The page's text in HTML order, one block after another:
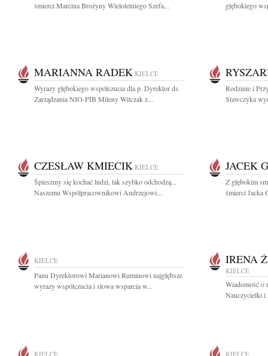
śmierci Marcina Brożyny Wieloletniego Szefa...
głębokiego
MARIANNA RADEK KIELCE
Wyrazy głębokiego współczucia dla p. Dyrektor ds.
Zarządzania NIO-PIB Mileny Witczak z...
Rodzinie i
Stawczyka
CZESŁAW KMIECIK KIELCE
Śpieszmy się kochać ludzi, tak szybko odchodzą...
Naszemu Współpracownikowi Andrzejowi...
JACEK
Z głębokim
śmierci Jacka
KIELCE
Panu Dyrektorowi Marianowi Ruminowi najgłębsze
wyrazy współczucia i słowa wsparcia w...
IRENA
KIELCE
Wiadomość o
Nauczycielki
KIELCE KIELCE